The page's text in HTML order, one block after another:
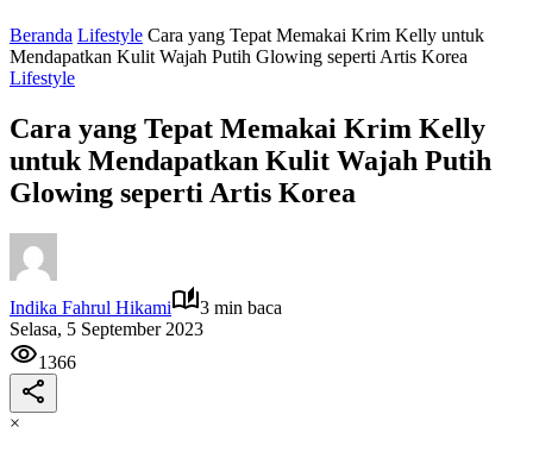
Beranda Lifestyle Cara yang Tepat Memakai Krim Kelly untuk
Mendapatkan Kulit Wajah Putih Glowing seperti Artis Korea
Lifestyle
Cara yang Tepat Memakai Krim Kelly
untuk Mendapatkan Kulit Wajah Putih
Glowing seperti Artis Korea
Indika Fahrul Hikami
3 min baca
Selasa, 5 September 2023
1366
×